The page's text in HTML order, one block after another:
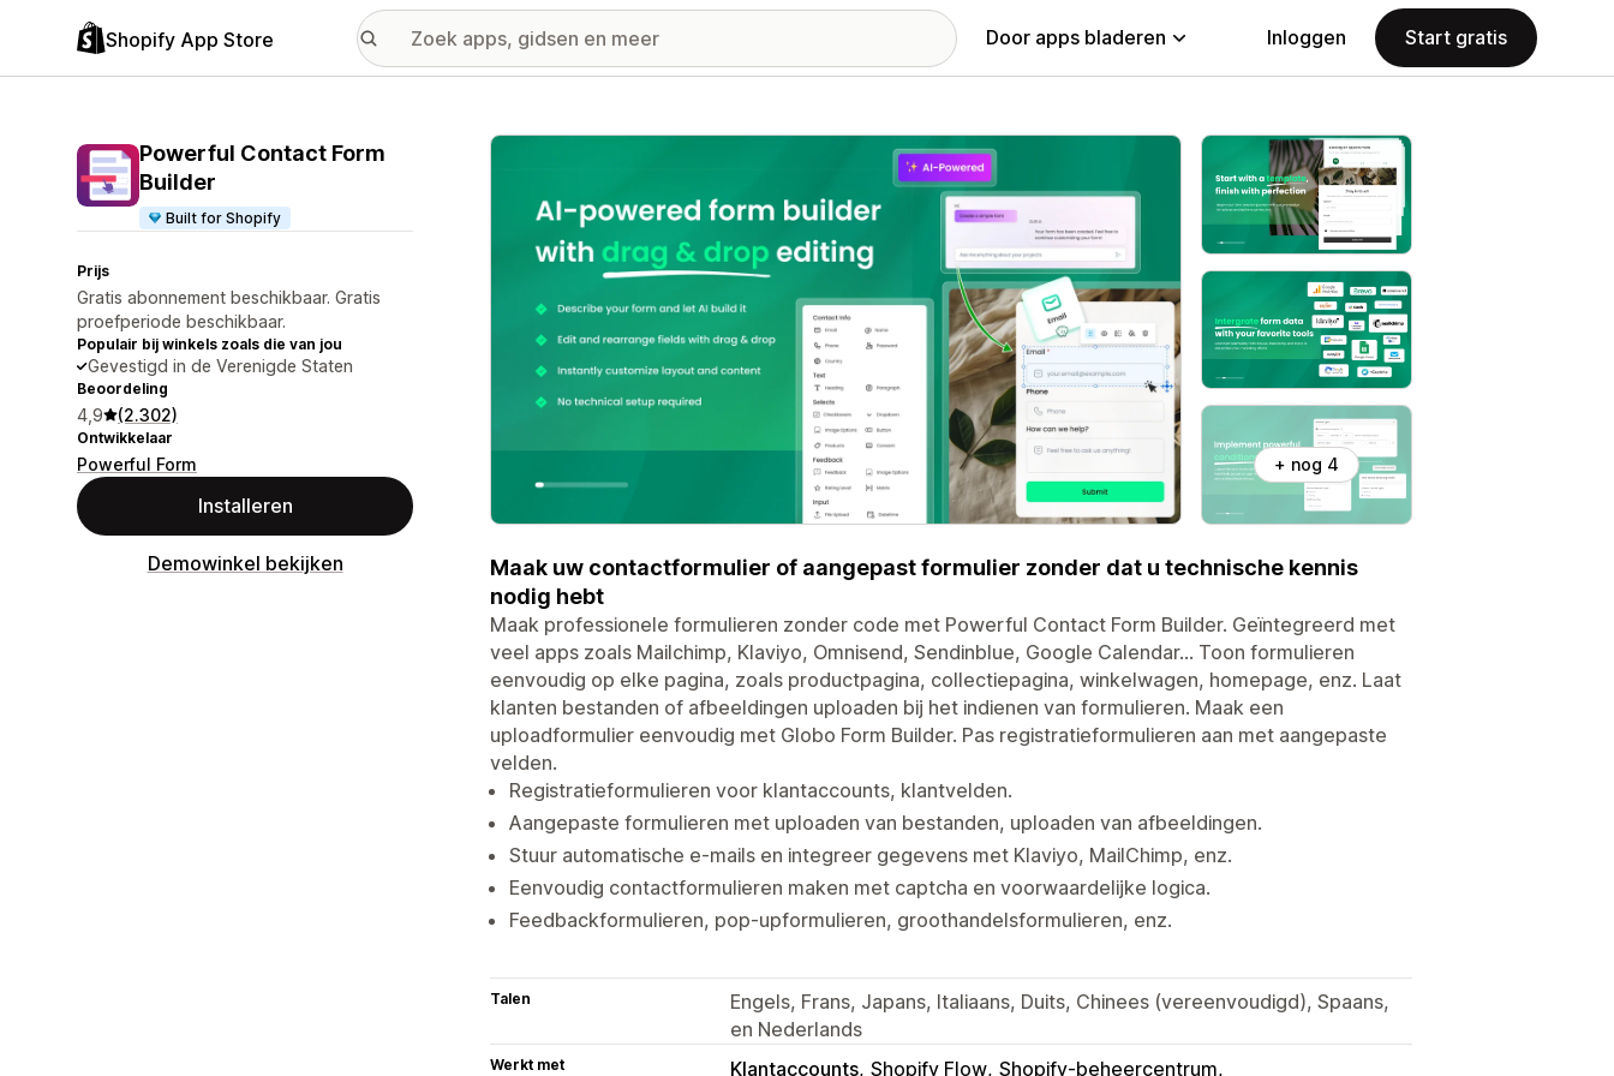
Shopify App Store Door apps bladeren Inloggen Start gratis
Powerful Contact Form
Builder
Built for Shopify
Prijs
Gratis abonnement beschikbaar. Gratis
proefperiode beschikbaar.
Populair bij winkels zoals die van jou
Gevestigd in de Verenigde Staten
Beoordeling
4,9 (2.302)
Ontwikkelaar
Powerful Form
Installeren
Demowinkel bekijken
Galerij met uitgelichte afbeeldingen
+ nog 4
Maak uw contactformulier of aangepast formulier zonder dat u technische kennis
nodig hebt
Maak professionele formulieren zonder code met Powerful Contact Form Builder. Geïntegreerd met
veel apps zoals Mailchimp, Klaviyo, Omnisend, Sendinblue, Google Calendar... Toon formulieren
eenvoudig op elke pagina, zoals productpagina, collectiepagina, winkelwagen, homepage, enz. Laat
klanten bestanden of afbeeldingen uploaden bij het indienen van formulieren. Maak een
uploadformulier eenvoudig met Globo Form Builder. Pas registratieformulieren aan met aangepaste
velden.
Registratieformulieren voor klantaccounts, klantvelden.
Aangepaste formulieren met uploaden van bestanden, uploaden van afbeeldingen.
Stuur automatische e-mails en integreer gegevens met Klaviyo, MailChimp, enz.
Eenvoudig contactformulieren maken met captcha en voorwaardelijke logica.
Feedbackformulieren, pop-upformulieren, groothandelsformulieren, enz.
Talen
Engels, Frans, Japans, Italiaans, Duits, Chinees (vereenvoudigd), Spaans,
en Nederlands
Werkt met Klantaccounts Shopify Flow Shopify-beheercentrum